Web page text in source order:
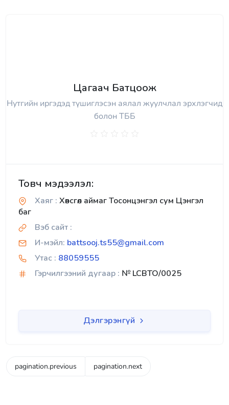
Цагаач Батцоож
Нутгийн иргэдэд түшиглэсэн аялал жуулчлал эрхлэгчид
болон ТББ
Товч мэдээлэл:
Хаяг : Хөвсгөл аймаг Тосонцэнгэл сум Цэнгэл
баг
Вэб сайт :
И-мэйл: battsooj.ts55@gmail.com
Утас : 88059555
Гэрчилгээний дугаар : № LCBTO/0025
Дэлгэрэнгүй
pagination.previous pagination.next